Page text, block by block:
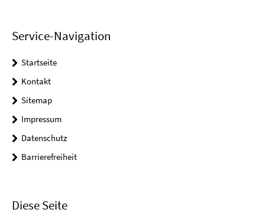
Service-Navigation
Startseite
Kontakt
Sitemap
Impressum
Datenschutz
Barrierefreiheit
Diese Seite